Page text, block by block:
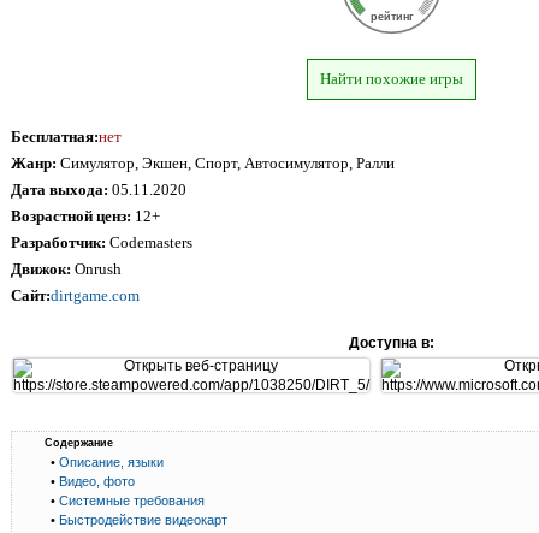
рейтинг
Найти похожие игры
Бесплатная:нет
Жанр: Симулятор, Экшен, Спорт, Автосимулятор, Ралли
Дата выхода: 05.11.2020
Возрастной ценз: 12+
Разработчик: Codemasters
Движок: Onrush
Сайт:dirtgame.com
Доступна в:
Содержание
• Описание, языки
• Видео, фото
• Системные требования
• Быстродействие видеокарт